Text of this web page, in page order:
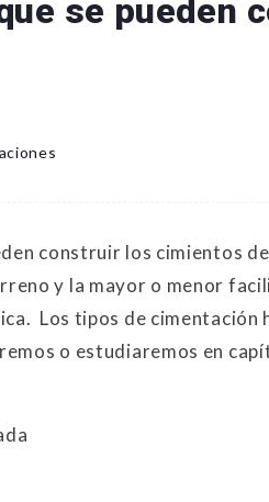
se pueden
construir los cimientos
y la mayor o menor
Los tipos de cimentación
o estudiaremos en